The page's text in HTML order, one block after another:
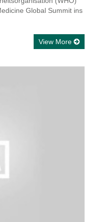
Global Summit ins
View More